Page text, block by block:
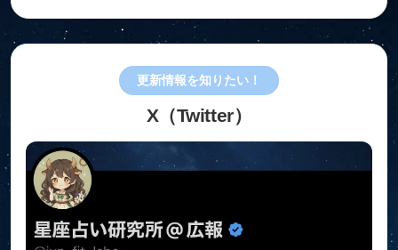
更新情報を知りたい！
X（Twitter）